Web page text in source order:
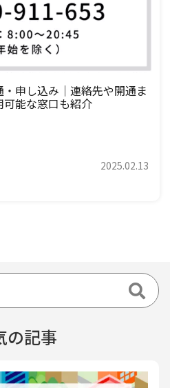
・申し込み｜連絡先や開通ま
能な窓口も紹介
2025.02.13
の記事